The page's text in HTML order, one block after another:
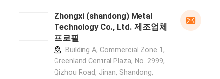
Zhongxi (shandong) Metal
Technology Co., Ltd. 제조업체
프로필
Building A, Commercial Zone 1,
Greenland Central Plaza, No. 2999,
Qizhou Road, Jinan, Shandong,